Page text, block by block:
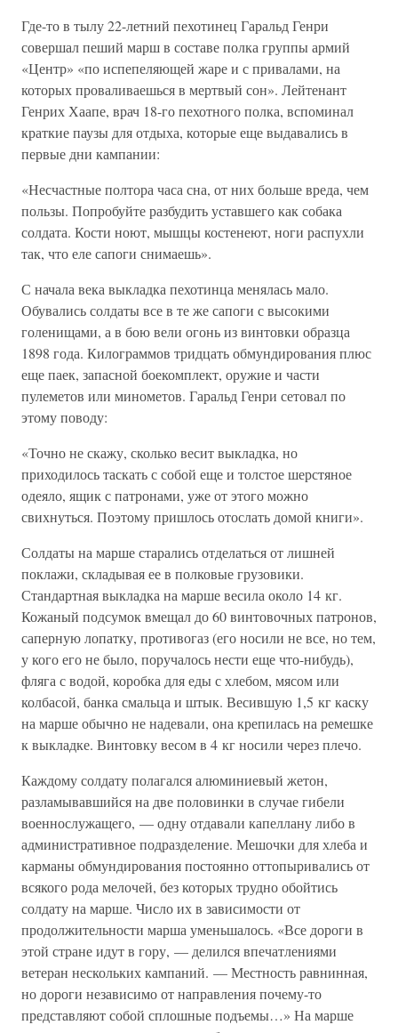
Где-то в тылу 22-летний пехотинец Гаральд Генри
совершал пеший марш в составе полка группы армий
«Центр» «по испепеляющей жаре и с привалами, на
которых проваливаешься в мертвый сон». Лейтенант
Генрих Хаапе, врач 18-го пехотного полка, вспоминал
краткие паузы для отдыха, которые еще выдавались в
первые дни кампании:
«Несчастные полтора часа сна, от них больше вреда, чем
пользы. Попробуйте разбудить уставшего как собака
солдата. Кости ноют, мышцы костенеют, ноги распухли
так, что еле сапоги снимаешь».
С начала века выкладка пехотинца менялась мало.
Обувались солдаты все в те же сапоги с высокими
голенищами, а в бою вели огонь из винтовки образца
1898 года. Килограммов тридцать обмундирования плюс
еще паек, запасной боекомплект, оружие и части
пулеметов или минометов. Гаральд Генри сетовал по
этому поводу:
«Точно не скажу, сколько весит выкладка, но
приходилось таскать с собой еще и толстое шерстяное
одеяло, ящик с патронами, уже от этого можно
свихнуться. Поэтому пришлось отослать домой книги».
Солдаты на марше старались отделаться от лишней
поклажи, складывая ее в полковые грузовики.
Стандартная выкладка на марше весила около 14 кг.
Кожаный подсумок вмещал до 60 винтовочных патронов,
саперную лопатку, противогаз (его носили не все, но тем,
у кого его не было, поручалось нести еще что-нибудь),
фляга с водой, коробка для еды с хлебом, мясом или
колбасой, банка смальца и штык. Весившую 1,5 кг каску
на марше обычно не надевали, она крепилась на ремешке
к выкладке. Винтовку весом в 4 кг носили через плечо.
Каждому солдату полагался алюминиевый жетон,
разламывавшийся на две половинки в случае гибели
военнослужащего, — одну отдавали капеллану либо в
административное подразделение. Мешочки для хлеба и
карманы обмундирования постоянно оттопыривались от
всякого рода мелочей, без которых трудно обойтись
солдату на марше. Число их в зависимости от
продолжительности марша уменьшалось. «Все дороги в
этой стране идут в гору, — делился впечатлениями
ветеран нескольких кампаний. — Местность равнинная,
но дороги независимо от направления почему-то
представляют собой сплошные подъемы…» На марше